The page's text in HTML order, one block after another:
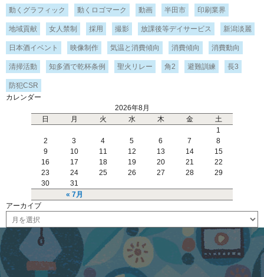
動くグラフィック 動くロゴマーク 動画 半田市 印刷業界
地域貢献 女人禁制 採用 撮影 放課後等デイサービス 新潟淡麗
日本酒イベント 映像制作 気温と消費傾向 消費傾向 消費動向
清掃活動 知多酒で乾杯条例 聖火リレー 角2 避難訓練 長3
防犯CSR
カレンダー
2026年8月
日
月 火 水 木 金 土
« 7月
1
2
3 4 5 6 7
8
9
10 11 12 13 14
15
16
17 18 19 20 21
22
23
24 25 26 27 28
29
30
31
アーカイブ
ー
ブ